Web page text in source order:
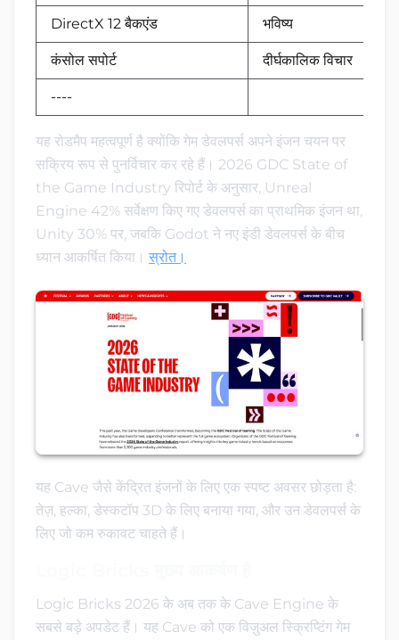
DirectX 12 बैकएंड भविष्य
कंसोल सपोर्ट दीर्घकालिक विचार
----
यह रोडमैप महत्वपूर्ण है क्योंकि गेम डेवलपर्स अपने इंजन चयन पर
सक्रिय रूप से पुनर्विचार कर रहे हैं। 2026 GDC State of
the Game Industry रिपोर्ट के अनुसार, Unreal
Engine 42% सर्वेक्षण किए गए डेवलपर्स का प्राथमिक इंजन था,
Unity 30% पर, जबकि Godot ने नए इंडी डेवलपर्स के बीच
ध्यान आकर्षित किया। स्रोत।
यह Cave जैसे केंद्रित इंजनों के लिए एक स्पष्ट अवसर छोड़ता है:
तेज़, हल्का, डेस्कटॉप 3D के लिए बनाया गया, और उन डेवलपर्स के
लिए जो कम रुकावट चाहते हैं।
Logic Bricks 2026 के अब तक के Cave Engine के
सबसे बड़े अपडेट हैं। यह Cave को एक विज़ुअल स्क्रिप्टिंग गेम